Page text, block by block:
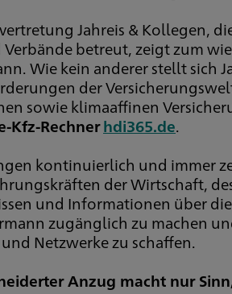
Jahreis & Kollegen,
betreut, zeigt zum
Wie kein anderer stellt sich
der
sowie klimaaffinen
Kfz-Rechnerhdi365.de.
kontinuierlich und immer
der Wirtschaft,
und Informationen über
zugänglich zu machen
Netzwerke zu schaffen.
Anzug macht nur